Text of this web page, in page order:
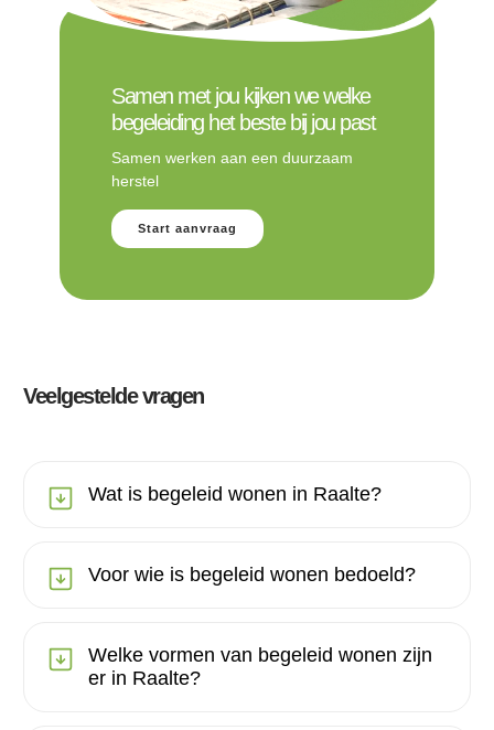
Samen met jou kijken we welke
begeleiding het beste bij jou past
Samen werken aan een duurzaam
herstel
Start aanvraag
Veelgestelde vragen
Wat is begeleid wonen in Raalte?
Voor wie is begeleid wonen bedoeld?
Welke vormen van begeleid wonen zijn
er in Raalte?